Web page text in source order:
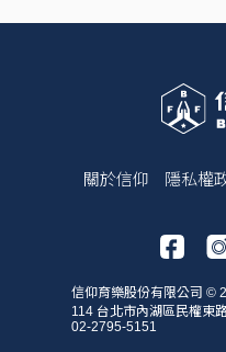
關於信仰 隱私權
信仰育樂股份有限公司 ©
114 台北市內湖區民權東
02-2795-5151